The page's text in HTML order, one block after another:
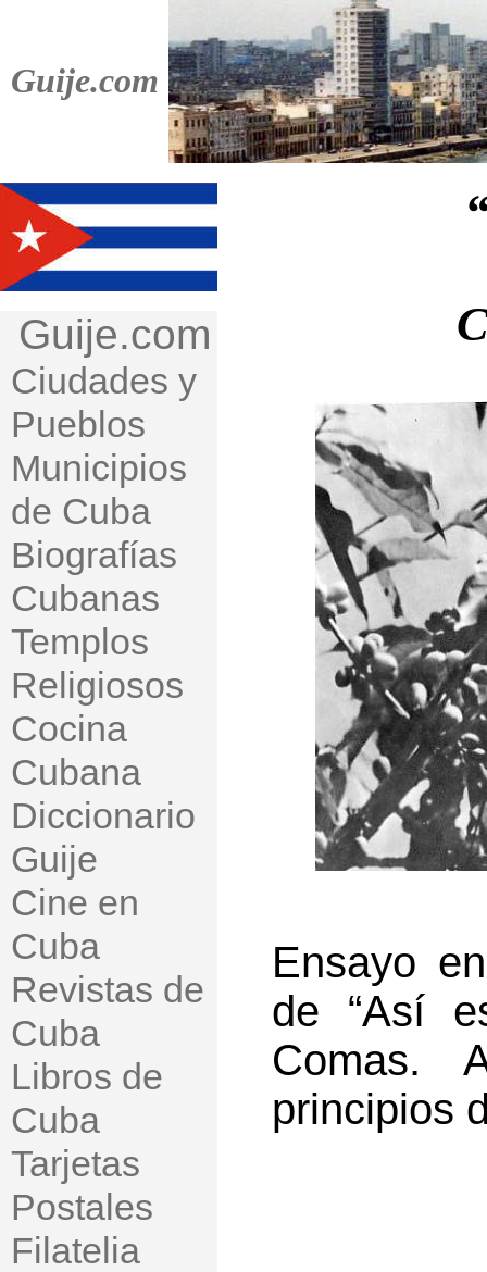
Guije.com
Guije.com
Ciudades y
Pueblos
Municipios
de Cuba
Biografías
Cubanas
Templos
Religiosos
Cocina
Cubana
Diccionario
Guije
Cine en
Cuba
Revistas de
Cuba
Libros de
Cuba
Tarjetas
Postales
Filatelia
Ensayo
de “Así
Comas.
principios